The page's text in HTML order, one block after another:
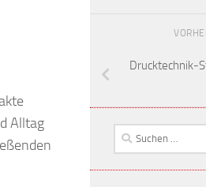
Alltag
Drucktechnik-
Suchen
nach: